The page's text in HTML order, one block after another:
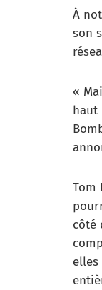
À
son
«
haut
Tom
côté
elles